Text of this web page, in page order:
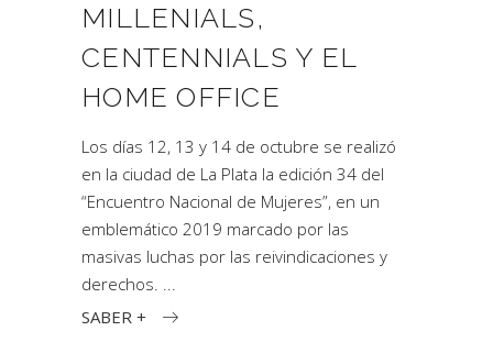
MILLENIALS,
CENTENNIALS Y EL
HOME OFFICE
Los días 12, 13 y 14 de octubre se realizó
en la ciudad de La Plata la edición 34 del
“Encuentro Nacional de Mujeres”, en un
emblemático 2019 marcado por las
masivas luchas por las reivindicaciones y
derechos.
SABER +